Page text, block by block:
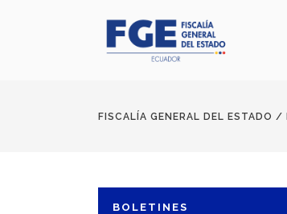
FISCALÍA GENERAL DEL ESTADO /
BOLETINES